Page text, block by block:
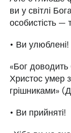
ви у світлі
особистість —
• Ви улюблені!
«Бог
Христос умер
грішниками» (
• Ви прийняті!